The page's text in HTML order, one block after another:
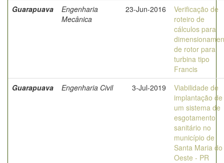
Guarapuava
Engenharia
Mecânica
23-Jun-2016
Verificação de
roteiro de
cálculos para
de rotor para
turbina tipo
Francis
Guarapuava
Engenharia Civil 3-Jul-2019
Viabilidade de
implantação de
um sistema de
esgotamento
sanitário no
município de
Santa Maria do
Oeste - PR